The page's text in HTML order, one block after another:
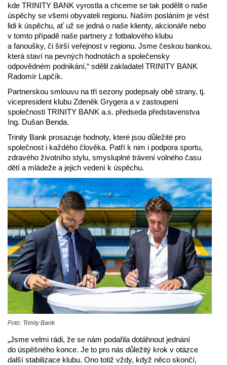
kde TRINITY BANK vyrostla a chceme se tak podělit o naše
úspěchy se všemi obyvateli regionu. Naším posláním je vést
lidi k úspěchu, ať už se jedná o naše klienty, akcionáře nebo
v tomto případě naše partnery z fotbalového klubu
a fanoušky, či širší veřejnost v regionu. Jsme českou bankou,
která staví na pevných hodnotách a společensky
odpovědném podnikání,“ sdělil zakladatel TRINITY BANK
Radomír Lapčík.
Partnerskou smlouvu na tři sezony podepsaly obě strany, tj.
vicepresident klubu Zdeněk Grygera a v zastoupení
společnosti TRINITY BANK a.s. předseda představenstva
Ing. Dušan Benda.
Trinity Bank prosazuje hodnoty, které jsou důležité pro
společnost i každého člověka. Patří k nim i podpora sportu,
zdravého životního stylu, smysluplné trávení volného času
dětí a mládeže a jejich vedení k úspěchu.
Foto: Trinity Bank
„Jsme velmi rádi, že se nám podařila dotáhnout jednání
do úspěšného konce. Je to pro nás důležitý krok v otázce
další stabilizace klubu. Ono totiž vždy, když něco skončí,